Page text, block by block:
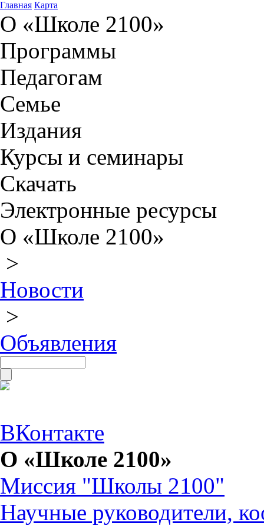
Главная Карта
О «Школе 2100»
Программы
Педагогам
Семье
Издания
Курсы и семинары
Скачать
Электронные ресурсы
О «Школе 2100»
>
Новости
>
Объявления
ВКонтакте
О «Школе 2100»
Миссия "Школы 2100"
Научные руководители,